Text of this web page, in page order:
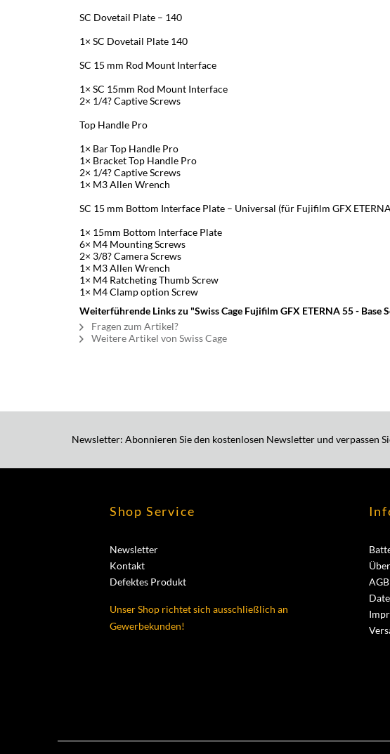
SC Dovetail Plate – 140
1× SC Dovetail Plate 140
SC 15 mm Rod Mount Interface
1× SC 15mm Rod Mount Interface
2× 1/4? Captive Screws
Top Handle Pro
1× Bar Top Handle Pro
1× Bracket Top Handle Pro
2× 1/4? Captive Screws
1× M3 Allen Wrench
SC 15 mm Bottom Interface Plate – Universal (für Fujifilm GFX
1× 15mm Bottom Interface Plate
6× M4 Mounting Screws
2× 3/8? Camera Screws
1× M3 Allen Wrench
1× M4 Ratcheting Thumb Screw
1× M4 Clamp option Screw
Weiterführende Links zu "Swiss Cage Fujifilm GFX ETERNA 55 - Base
Fragen zum Artikel?
Weitere Artikel von Swiss Cage
Newsletter: Abonnieren Sie den kostenlosen Newsletter und verpassen
Shop Service
Newsletter
Kontakt
Defektes Produkt
Unser Shop richtet sich ausschließlich an
Gewerbekunden!
AGB